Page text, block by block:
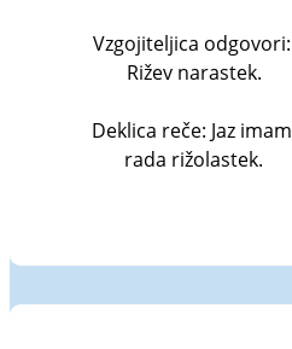
Vzgojiteljica odgovori:
Rižev narastek.
Deklica reče: Jaz imam
rada rižolastek.